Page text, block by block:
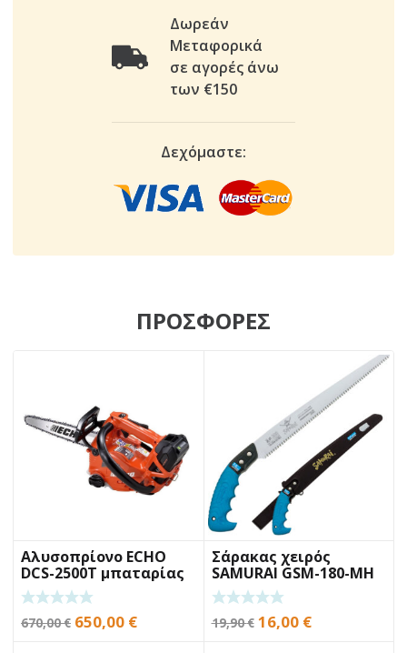
Δωρεάν
Μεταφορικά
σε αγορές άνω
των €150
Δεχόμαστε:
ΠΡΟΣΦΟΡΕΣ
Αλυσοπρίονο ECHO
DCS-2500T μπαταρίας
670,00€ Original
650,00 €Η
Σάρακας χειρός
SAMURAI GSM-180-MH
18cm
19,90€ Original
16,00 €Η